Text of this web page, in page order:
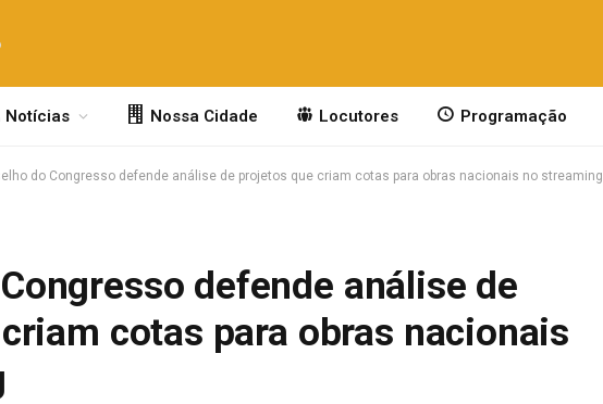
Notícias Nossa Cidade Locutores Programação
do Congresso defende análise de projetos que criam cotas para obras nacionais no streaming
defende análise de
cotas para obras nacionais